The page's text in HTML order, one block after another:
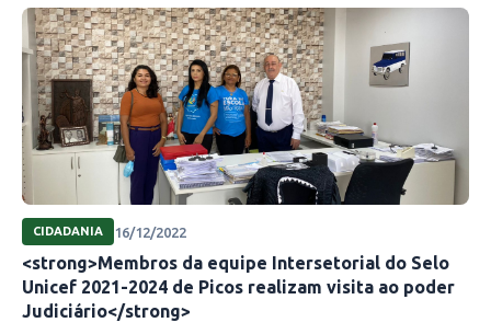
CIDADANIA 16/12/2022
<strong>Membros da equipe Intersetorial do Selo
Unicef 2021-2024 de Picos realizam visita ao poder
Judiciário</strong>